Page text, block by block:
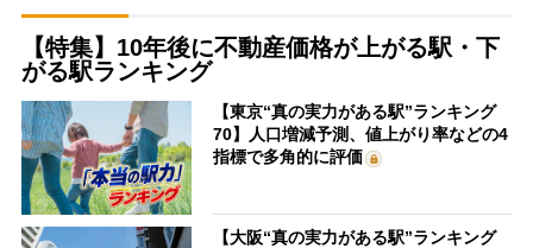
【特集】10年後に不動産価格が上がる駅・下
がる駅ランキング
【東京“真の実力がある駅”ランキング
70】人口増減予測、値上がり率などの4
指標で多角的に評価
【大阪“真の実力がある駅”ランキング